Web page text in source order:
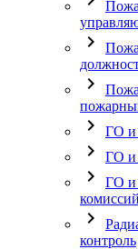
chevron_right
chevron_right
chevron_right ГО и
chevron_right ГО и
chevron_right
ГО и
комиссий
chevron_right
контроль